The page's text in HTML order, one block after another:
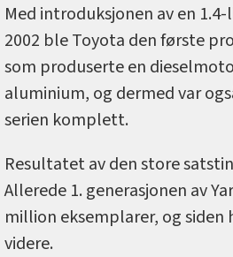
Med introduksjonen av en
2002 ble Toyota den første
som produserte en
aluminium, og dermed var
serien komplett.
Resultatet av den store
Allerede 1. generasjonen av
million eksemplarer, og siden
videre.